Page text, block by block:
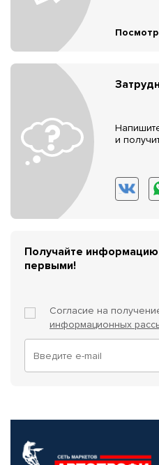
и
Получайте информацию
первыми!
Согласие на
информационных